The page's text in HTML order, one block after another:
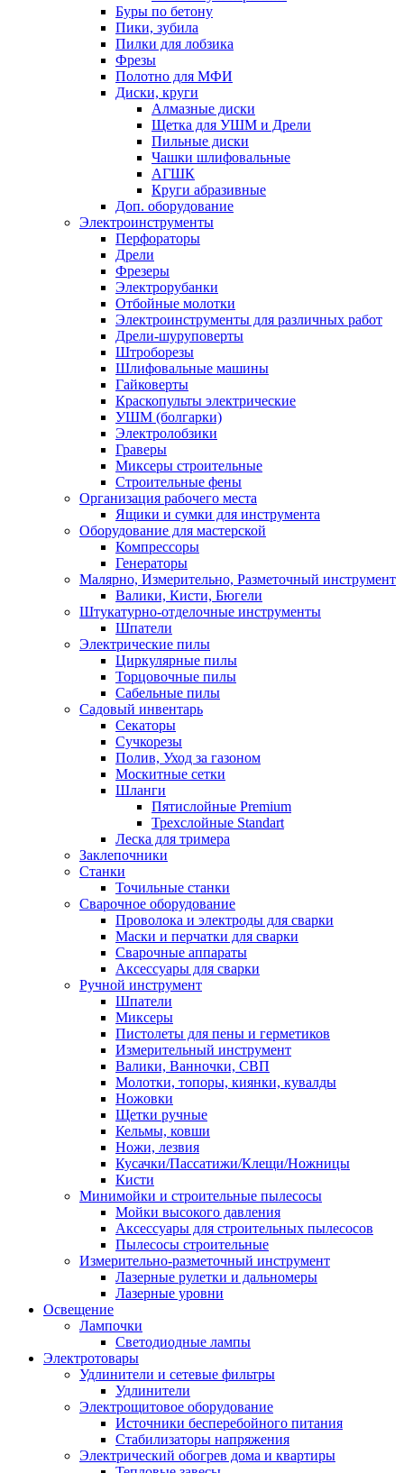
Буры по бетону
Пики, зубила
Пилки для лобзика
Фрезы
Полотно для МФИ
Диски, круги
Алмазные диски
Щетка для УШМ и Дрели
Пильные диски
Чашки шлифовальные
АГШК
Круги абразивные
Доп. оборудование
Электроинструменты
Перфораторы
Дрели
Фрезеры
Электрорубанки
Отбойные молотки
Электроинструменты для различных работ
Дрели-шуруповерты
Штроборезы
Шлифовальные машины
Гайковерты
Краскопульты электрические
УШМ (болгарки)
Электролобзики
Граверы
Миксеры строительные
Строительные фены
Организация рабочего места
Ящики и сумки для инструмента
Оборудование для мастерской
Компрессоры
Генераторы
Малярно, Измерительно, Разметочный инструмент
Валики, Кисти, Бюгели
Штукатурно-отделочные инструменты
Шпатели
Электрические пилы
Циркулярные пилы
Торцовочные пилы
Сабельные пилы
Садовый инвентарь
Секаторы
Сучкорезы
Полив, Уход за газоном
Москитные сетки
Шланги
Пятислойные Premium
Трехслойные Standart
Леска для тримера
Заклепочники
Станки
Точильные станки
Сварочное оборудование
Проволока и электроды для сварки
Маски и перчатки для сварки
Сварочные аппараты
Аксессуары для сварки
Ручной инструмент
Шпатели
Миксеры
Пистолеты для пены и герметиков
Измерительный инструмент
Валики, Ванночки, СВП
Молотки, топоры, киянки, кувалды
Ножовки
Щетки ручные
Кельмы, ковши
Ножи, лезвия
Кусачки/Пассатижи/Клещи/Ножницы
Кисти
Минимойки и строительные пылесосы
Мойки высокого давления
Аксессуары для строительных пылесосов
Пылесосы строительные
Измерительно-разметочный инструмент
Лазерные рулетки и дальномеры
Лазерные уровни
Освещение
Лампочки
Светодиодные лампы
Электротовары
Удлинители и сетевые фильтры
Удлинители
Электрощитовое оборудование
Источники бесперебойного питания
Стабилизаторы напряжения
Электрический обогрев дома и квартиры